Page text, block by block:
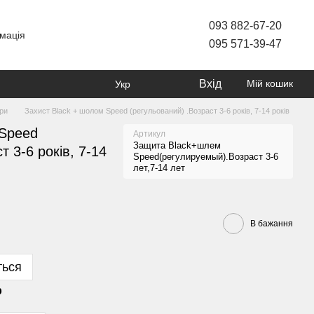
093 882-67-20
095 571-39-47
Укр Вхід Мій кошик
Захист Black + шолом Speed (регульований) .Возраст 3-6 років, 7-14 років
3-6 років, 7-14
Артикул
Защита Black+шлем
Speed(регулируемый).Возраст 3-6
лет,7-14 лет
В бажання